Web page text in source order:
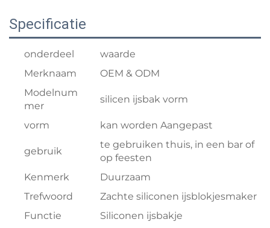
Specificatie
onderdeel
waarde
Merknaam
OEM & ODM
Modelnum
mer
silicen ijsbak vorm
vorm kan worden Aangepast
gebruik
te gebruiken thuis, in een bar of
op feesten
Kenmerk
Duurzaam
Trefwoord
Zachte siliconen ijsblokjesmaker
Functie
Siliconen ijsbakje